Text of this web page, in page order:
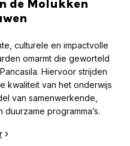
de Molukken
culturele en impactvolle
omarmt die geworteld
Hiervoor strijden
kwaliteit van het onderwijs
van samenwerkende,
programma’s.